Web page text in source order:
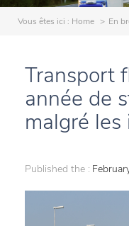
Vous êtes ici : Home En
Transport
année de
malgré
Published the :